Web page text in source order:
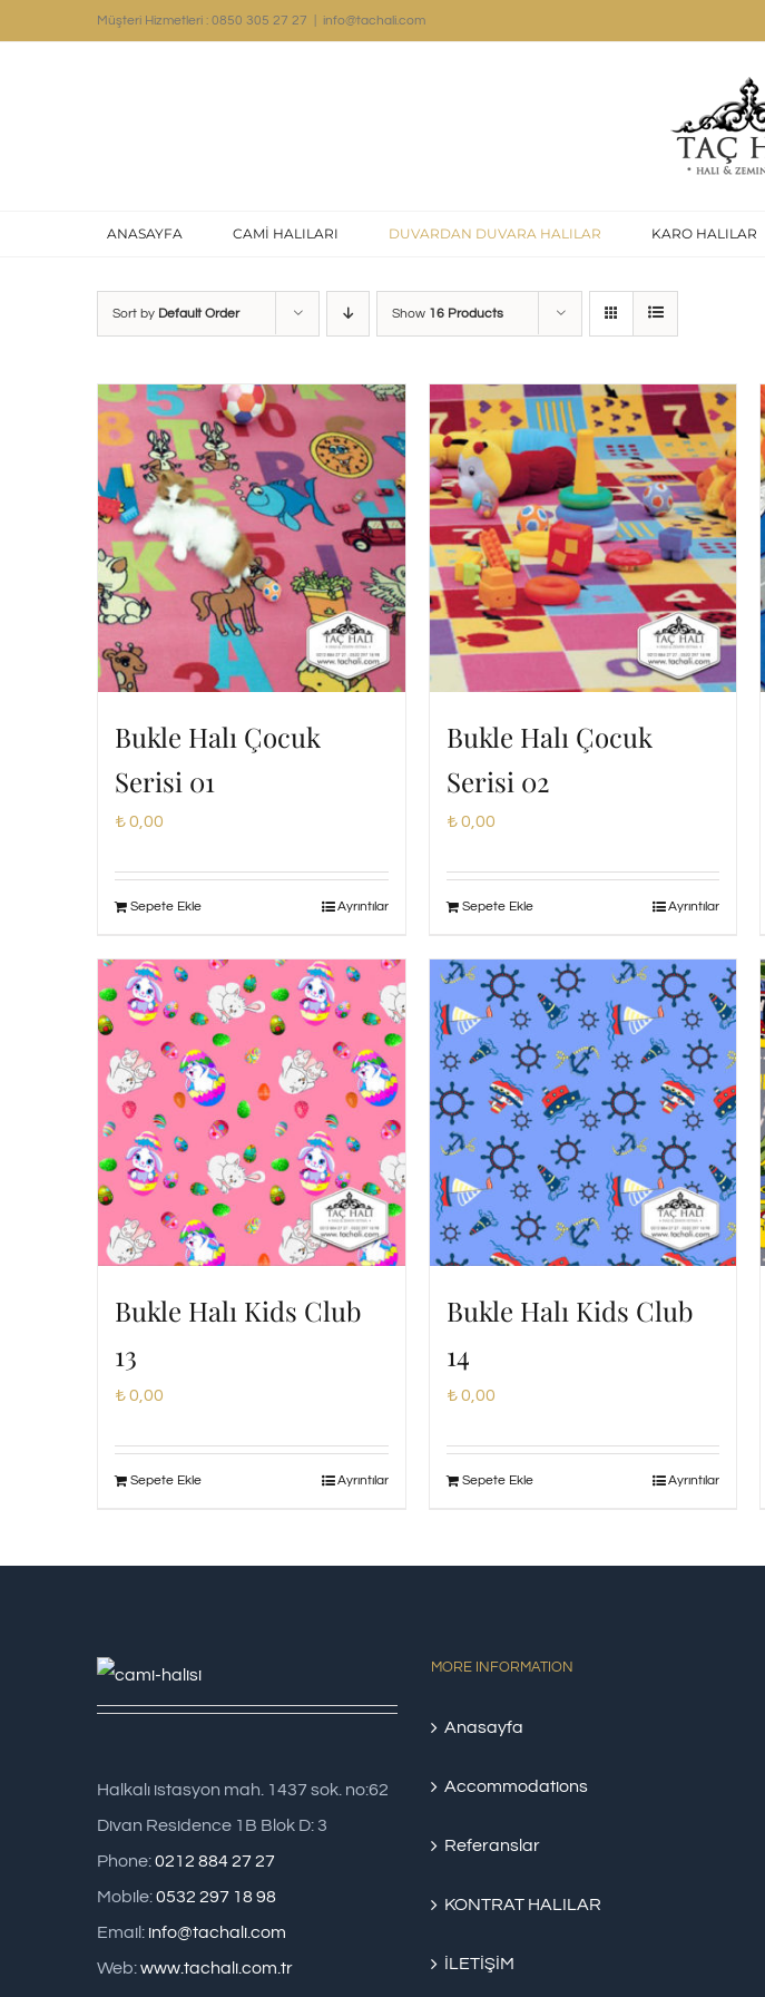
Müşteri Hizmetleri : 0850 305 27 27 info@tachali.com
ANASAYFA CAMİ HALILARI DUVARDAN DUVARA HALILAR KARO HALILAR
Sort by Default Order Show 16 Products
Bukle Halı Çocuk
Serisi 01
₺0,00
Sepete Ekle Ayrıntılar
Bukle Halı Çocuk
Serisi 02
₺0,00
Sepete Ekle Ayrıntılar
Bukle Halı Kids Club
13
₺0,00
Sepete Ekle Ayrıntılar
Bukle Halı Kids Club
14
₺0,00
Sepete Ekle Ayrıntılar
Halkalı istasyon mah. 1437 sok. no:62
Divan Residence 1B Blok D: 3
Phone:0212 884 27 27
Mobile:0532 297 18 98
Email: info@tachali.com
Web:www.tachali.com.tr
MORE INFORMATION
Anasayfa
Accommodations
Referanslar
KONTRAT HALILAR
İLETİŞİM